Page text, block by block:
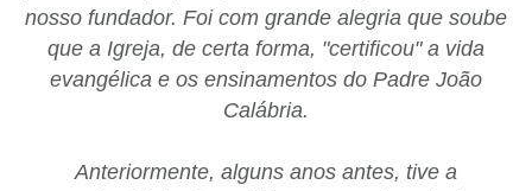
nosso fundador. Foi com grande alegria que soube
que a Igreja, de certa forma, "certificou" a vida
evangélica e os ensinamentos do Padre João
Calábria.
Anteriormente, alguns anos antes, tive a